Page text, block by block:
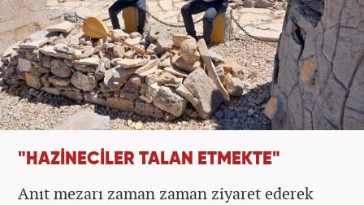
"HAZİNECİLER TALAN ETMEKTE"
Anıt mezarı zaman zaman ziyaret ederek